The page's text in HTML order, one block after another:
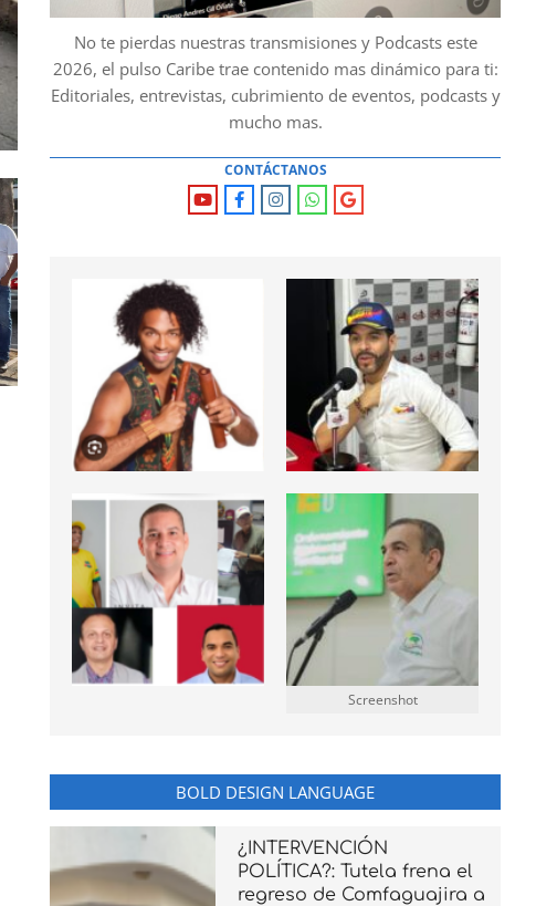
No te pierdas nuestras transmisiones y Podcasts este
2026, el pulso Caribe trae contenido mas dinámico para ti:
Editoriales, entrevistas, cubrimiento de eventos, podcasts y
mucho mas.
CONTÁCTANOS
Screenshot
BOLD DESIGN LANGUAGE
¿INTERVENCIÓN
POLÍTICA?: Tutela frena el
regreso de Comfaguajira a